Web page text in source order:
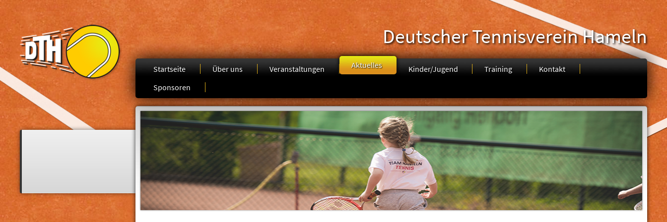
Deutscher Tennisverein Hameln
Startseite Über uns Veranstaltungen Aktuelles Kinder/Jugend Training
Kontakt
Sponsoren